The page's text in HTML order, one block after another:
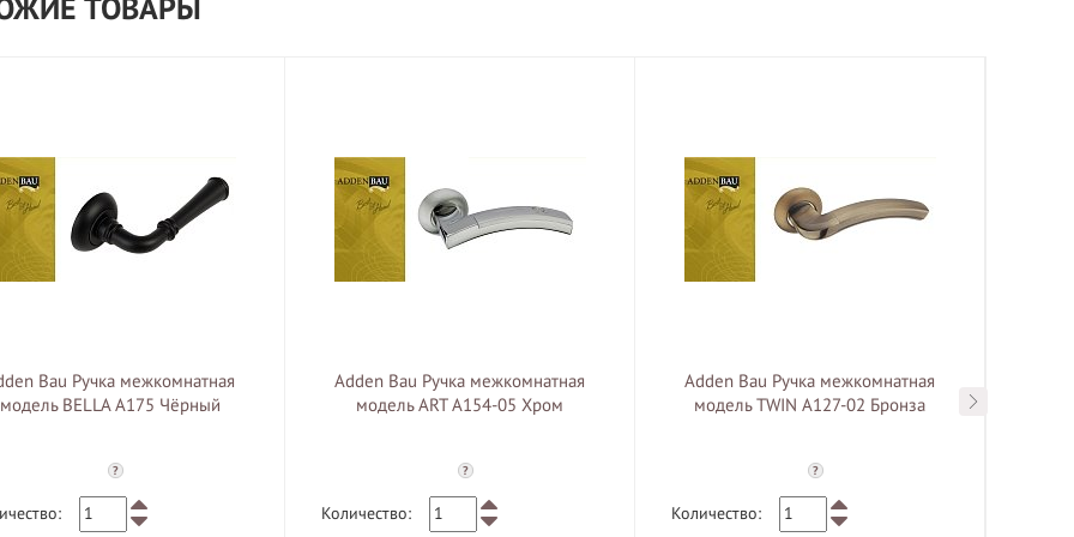
ТОВАРЫ
Bau Ручка межкомнатная
модель BELLA A175 Чёрный
?
Adden Bau Ручка межкомнатная
модель ART A154-05 Хром
?
Количество:
Adden Bau Ручка межкомнатная
модель TWIN A127-02 Бронза
?
Количество: